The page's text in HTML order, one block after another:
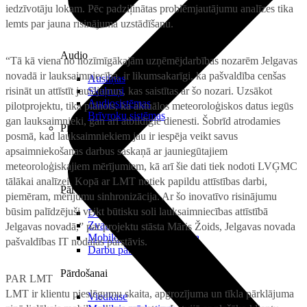
Pārvaldībai
Darbalaika uzskaite
Zvanu pārvaldnieks
Mobilo iekārtu pārvaldība
Darbu pārvaldnieks
Pārdošanai
Viedkase
Audio
Austiņas
Skaļruņi
Audiosistēmas
Brīvroku sistēmas
Planšetes
iedzīvotāju lokam. Pēc padziļinātas problēmjautājumu analīzes tika
lemts par jauna risinājuma uzstādīšanu.
“Tā kā viena no nozīmīgākajām uzņēmējdarbības nozarēm Jelgavas
novadā ir lauksaimniecība, ir likumsakarīgi, ka pašvaldība cenšas
risināt un attīstīt jautājumus, kas saistītas ar šo nozari. Uzsākot
pilotprojektu, tika plānots, ka aktuālos meteoroloģiskos datus iegūs
gan lauksaimnieki, gan arī atbildīgie dienesti. Šobrīd atrodamies
posmā, kad lauksaimniekiem jau ir iespēja veikt savus
apsaimniekošanas darbus saskaņā ar jauniegūtajiem
meteoroloģiskajiem mērījumiem, kā arī šie dati tiek nodoti LVĢMC
tālākai analīzei. Kopā ar LMT notiek papildu attīstības darbi,
piemēram, mērījumu sinhronizācija. Ar šo inovatīvo risinājumu
būsim palīdzējuši veikt būtisku soli lauksaimniecības attīstībā
Jelgavas novadā,” par projektu stāsta Māris Žoids, Jelgavas novada
pašvaldības IT nodaļas pārstāvis.
PAR LMT
LMT ir klientu pieslēgumu skaita, apgrozījuma un tīkla pārklājuma